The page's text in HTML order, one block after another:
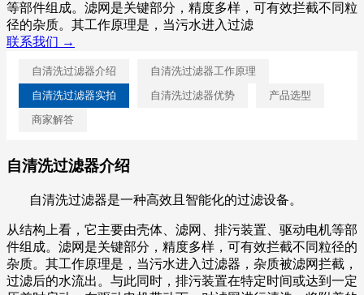
等部件组成。滤网是关键部分，精度多样，可有效拦截不同粒
径的杂质。其工作原理是，当污水进入过滤
联系我们 →
自清洗过滤器介绍
自清洗过滤器工作原理
自清洗过滤器实拍
自清洗过滤器优势
产品选型
商家解答
自清洗过滤器介绍
自清洗过滤器是一种高效且智能化的过滤设备。
从结构上看，它主要由壳体、滤网、排污装置、驱动电机等部
件组成。滤网是关键部分，精度多样，可有效拦截不同粒径的
杂质。其工作原理是，当污水进入过滤器，杂质被滤网拦截，
过滤后的水流出。与此同时，排污装置在特定时间或达到一定